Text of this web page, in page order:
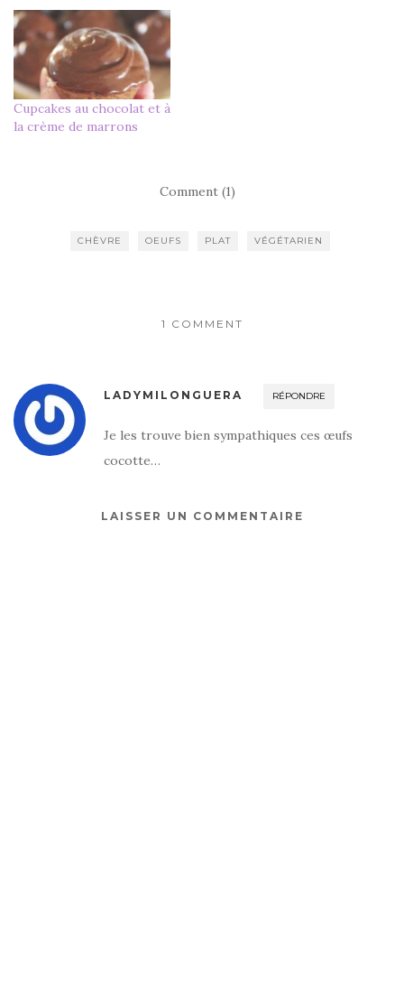
Cupcakes au chocolat et à
la crème de marrons
Comment (1)
CHÈVRE OEUFS PLAT VÉGÉTARIEN
1 COMMENT
LADYMILONGUERA RÉPONDRE
Je les trouve bien sympathiques ces œufs
cocotte…
LAISSER UN COMMENTAIRE